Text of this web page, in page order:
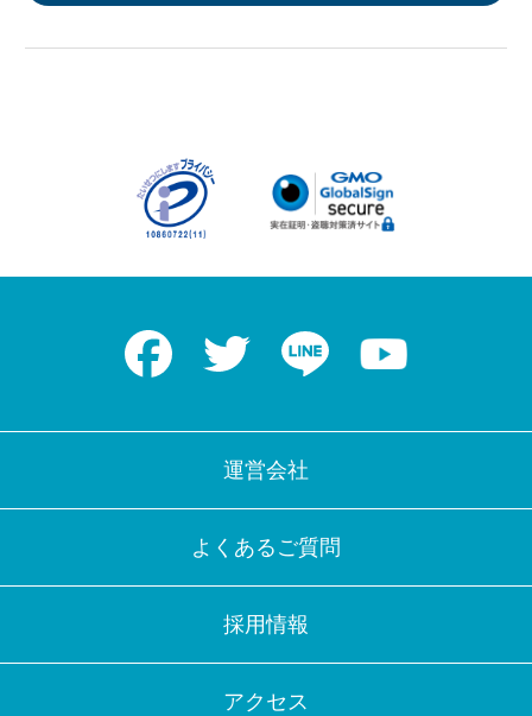
Facebook Twitter LINE
運営会社
よくあるご質問
採用情報
アクセス